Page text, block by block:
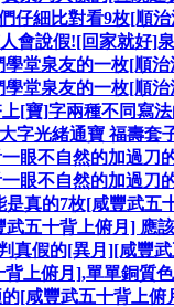
仔細比對看9枚[順
會說假![回家就好]
學堂泉友的一枚[順治
學堂泉友的一枚[順治
[寶]字兩種不同寫法
字光緒通寶 福壽套
眼不自然的加過刀
眼不自然的加過刀
是真的7枚[咸豐武五
武五十背上俯月] 應
真假的[異月][咸豐
上俯月],單單銅質
[咸豐武五十背上俯